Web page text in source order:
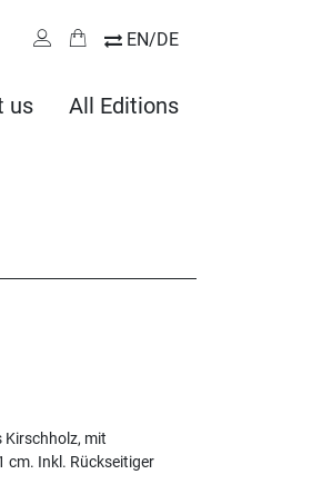
EN/DE
us All Editions
Kirschholz, mit
cm. Inkl. Rückseitiger